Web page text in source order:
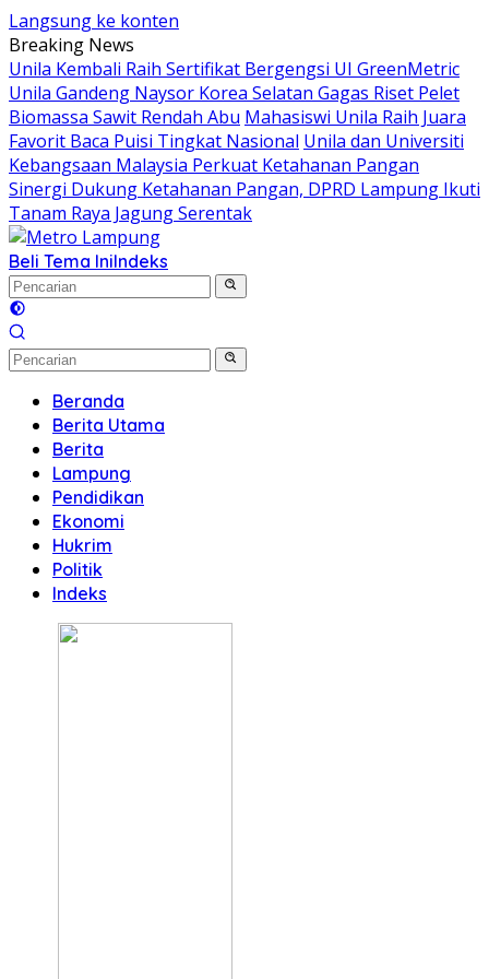
Langsung ke konten
Breaking News
Unila Kembali Raih Sertifikat Bergengsi UI GreenMetric
Unila Gandeng Naysor Korea Selatan Gagas Riset Pelet
Biomassa Sawit Rendah Abu Mahasiswi Unila Raih Juara
Favorit Baca Puisi Tingkat Nasional Unila dan Universiti
Kebangsaan Malaysia Perkuat Ketahanan Pangan
Sinergi Dukung Ketahanan Pangan, DPRD Lampung Ikuti
Tanam Raya Jagung Serentak
Beli Tema IniIndeks
Beranda
Berita Utama
Berita
Lampung
Pendidikan
Ekonomi
Hukrim
Politik
Indeks